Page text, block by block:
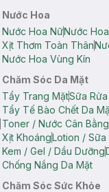
Nước Hoa
Nước Hoa NữNước
Xịt Thơm Toàn Thân
Nước Hoa Vùng Kín
Chăm Sóc Da Mặt
Tẩy Trang MặtSữa
Tẩy Tế Bào Chết Da
Toner / Nước Cân
Xịt KhoángLotion / Sữa
Kem / Gel / Dầu Dưỡng
Chống Nắng Da Mặt
Chăm Sóc Sức Khỏe